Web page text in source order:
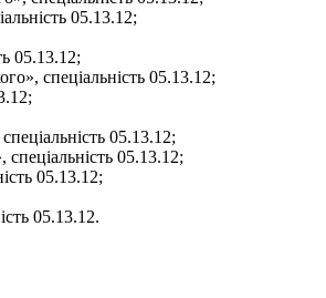
05.13.12;
05.13.12;
спеціальність 05.13.12;
05.13.12;
05.13.12;
05.13.12;
05.13.12.